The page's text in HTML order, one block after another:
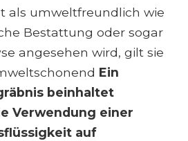
als umweltfreundlich wie
Bestattung oder sogar
angesehen wird, gilt sie
Ein
beinhaltet
Verwendung einer
auf